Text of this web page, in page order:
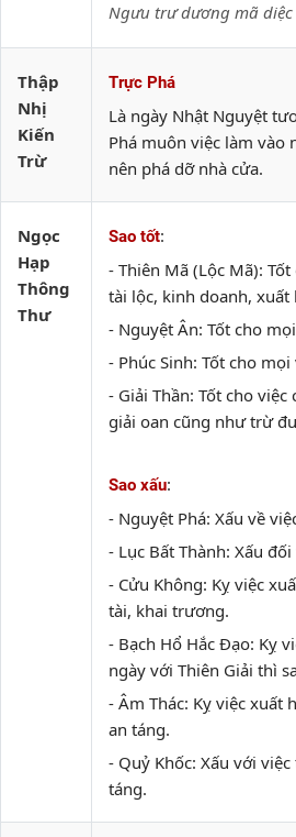
Ngưu trư dương mã
Thập
Nhị
Kiến
Trừ
Trực Phá
Là ngày Nhật Nguyệt
Phá muôn việc làm vào
nên phá dỡ nhà cửa.
Ngọc
Hạp
Thông
Thư
Sao tốt:
- Thiên Mã (Lộc Mã):
tài lộc, kinh doanh, xuất
- Nguyệt Ân: Tốt cho
- Phúc Sinh: Tốt cho mọi
- Giải Thần: Tốt cho
giải oan cũng như trừ
Sao xấu:
- Nguyệt Phá: Xấu về
- Lục Bất Thành: Xấu
- Cửu Không: Kỵ việc
tài, khai trương.
- Bạch Hổ Hắc Đạo: Kỵ
ngày với Thiên Giải thì
- Âm Thác: Kỵ việc xuất
an táng.
- Quỷ Khốc: Xấu với
táng.